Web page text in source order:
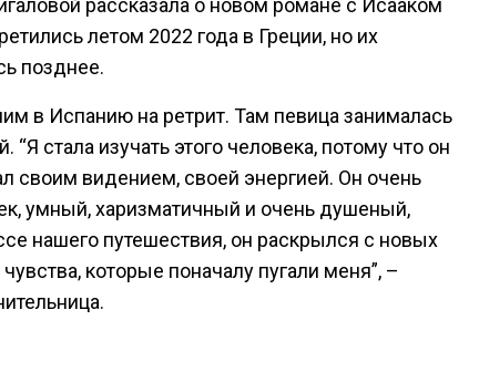
рассказала о новом романе с Исааком
летом 2022 года в Греции, но их
позднее.
в Испанию на ретрит. Там певица занималась
“Я стала изучать этого человека, потому что он
своим видением, своей энергией. Он очень
умный, харизматичный и очень душеный,
нашего путешествия, он раскрылся с новых
которые поначалу пугали меня”, –